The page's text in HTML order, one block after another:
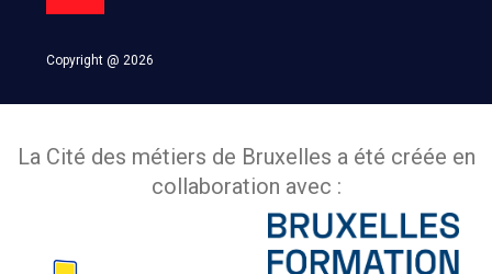
Copyright @ 2026
La Cité des métiers de Bruxelles a été créée en
collaboration avec :